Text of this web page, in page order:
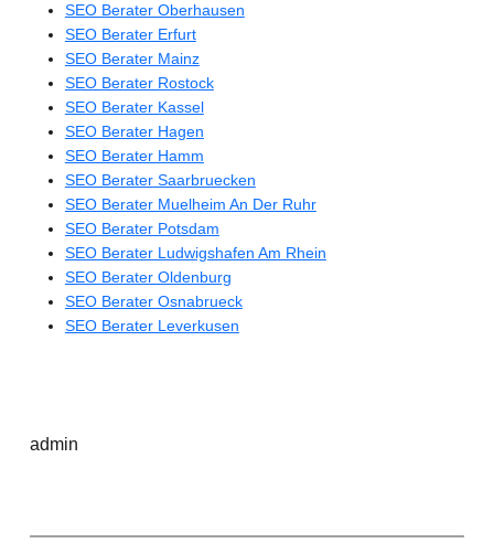
SEO Berater Oberhausen
SEO Berater Erfurt
SEO Berater Mainz
SEO Berater Rostock
SEO Berater Kassel
SEO Berater Hagen
SEO Berater Hamm
SEO Berater Saarbruecken
SEO Berater Muelheim An Der Ruhr
SEO Berater Potsdam
SEO Berater Ludwigshafen Am Rhein
SEO Berater Oldenburg
SEO Berater Osnabrueck
SEO Berater Leverkusen
admin